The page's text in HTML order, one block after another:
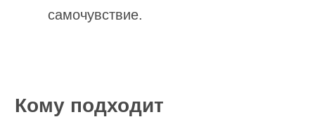
самочувствие.
Кому подходит